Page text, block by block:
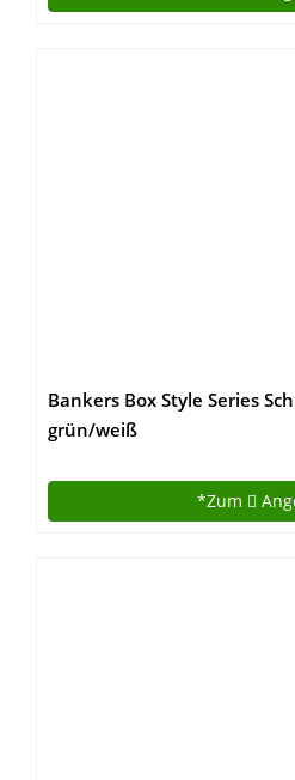
Bankers Box Style Series
grün/weiß
*Zum